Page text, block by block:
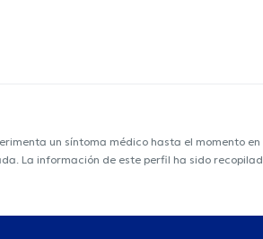
un síntoma médico hasta el momento
La información de este perfil ha sido